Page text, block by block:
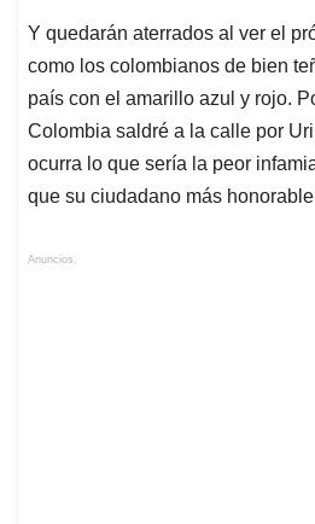
Y quedarán aterrados al ver el
como los colombianos de bien
país con el amarillo azul y rojo.
Colombia saldré a la calle por
ocurra lo que sería la peor
que su ciudadano más
Anuncios.